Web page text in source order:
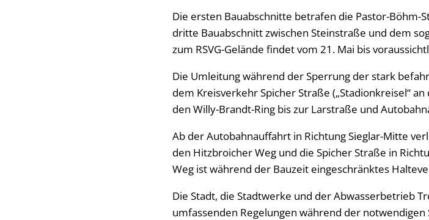
Die ersten Bauabschnitte betrafen die Pastor-Böhm-
dritte Bauabschnitt zwischen Steinstraße und dem
zum RSVG-Gelände findet vom 21. Mai bis
Die Umleitung während der Sperrung der stark
dem Kreisverkehr Spicher Straße („Stadionkreisel“
den Willy-Brandt-Ring bis zur Larstraße und
Ab der Autobahnauffahrt in Richtung Sieglar-Mitte
den Hitzbroicher Weg und die Spicher Straße in
Weg ist während der Bauzeit eingeschränktes
Die Stadt, die Stadtwerke und der Abwasserbetrieb
umfassenden Regelungen während der